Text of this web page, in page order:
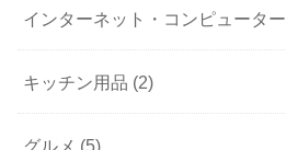
インターネット・コンピューター
キッチン用品 (2)
グルメ (5)